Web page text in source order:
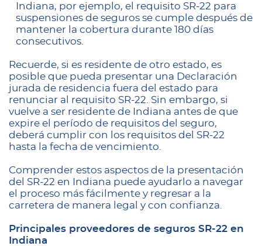
Indiana, por ejemplo, el requisito SR-22 para
suspensiones de seguros se cumple después de
mantener la cobertura durante 180 días
consecutivos.
Recuerde, si es residente de otro estado, es
posible que pueda presentar una Declaración
jurada de residencia fuera del estado para
renunciar al requisito SR-22. Sin embargo, si
vuelve a ser residente de Indiana antes de que
expire el período de requisitos del seguro,
deberá cumplir con los requisitos del SR-22
hasta la fecha de vencimiento.
Comprender estos aspectos de la presentación
del SR-22 en Indiana puede ayudarlo a navegar
el proceso más fácilmente y regresar a la
carretera de manera legal y con confianza.
Principales proveedores de seguros SR-22 en
Indiana